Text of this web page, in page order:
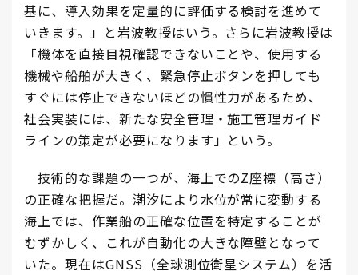
基に、導入効果を定量的に評価する検討を進めて
いきます。」と岩波教授はいう。さらに岩波教授は
「機体を直接目視確認できないことや、使用する
機械や船舶が大きく、緊急停止ボタンを押しても
すぐには停止できないほどの慣性力があるため、
社会実装には、新たな安全管理・施工管理ガイド
ラインの策定が必要になります」という。
技術的な課題の一つが、海上でのZ座標（高さ）
の正確な把握だ。潮汐により水位が常に変動する
海上では、作業船の正確な位置を特定することが
むずかしく、これが自動化の大きな障壁となって
いた。現在はGNSS（全球測位衛星システム）を活